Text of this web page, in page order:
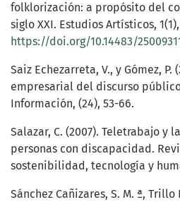
folklorización: a propósito del
siglo XXI. Estudios Artísticos, 1(1),
https://doi.org/10.14483/
Saiz Echezarreta, V., y Gómez,
empresarial del discurso
Información, (24), 53-66.
Salazar, C. (2007). Teletrabajo y
personas con discapacidad.
sostenibilidad, tecnología y
Sánchez Cañizares, S. M. ª, Trillo